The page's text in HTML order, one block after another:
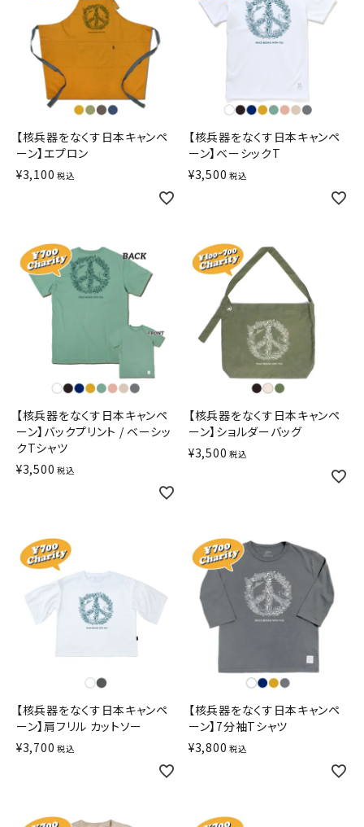
【核兵器をなくす日本キャンペ
ーン】エプロン
¥3,100 税込
【核兵器をなくす日本キャンペ
ーン】ベーシックT
¥3,500 税込
【核兵器をなくす日本キャンペ
ーン】バックプリント / ベーシッ
クTシャツ
¥3,500 税込
【核兵器をなくす日本キャンペ
ーン】ショルダーバッグ
¥3,500 税込
【核兵器をなくす日本キャンペ
ーン】肩フリル カットソー
¥3,700 税込
【核兵器をなくす日本キャンペ
ーン】7分袖Tシャツ
¥3,800 税込